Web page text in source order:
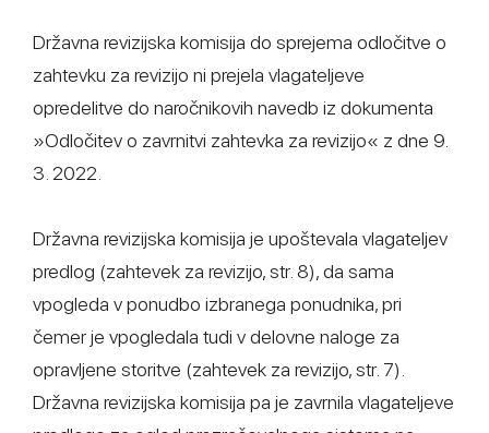
Državna revizijska komisija do sprejema odločitve o
zahtevku za revizijo ni prejela vlagateljeve
opredelitve do naročnikovih navedb iz dokumenta
»Odločitev o zavrnitvi zahtevka za revizijo« z dne 9.
3. 2022.
Državna revizijska komisija je upoštevala vlagateljev
predlog (zahtevek za revizijo, str. 8), da sama
vpogleda v ponudbo izbranega ponudnika, pri
čemer je vpogledala tudi v delovne naloge za
opravljene storitve (zahtevek za revizijo, str. 7).
Državna revizijska komisija pa je zavrnila vlagateljeve